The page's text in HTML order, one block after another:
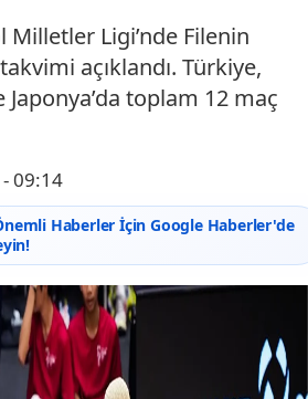
Milletler Ligi’nde Filenin
açıklandı. Türkiye,
toplam 12 maç
09:14
Haberler İçin Google Haberler'de